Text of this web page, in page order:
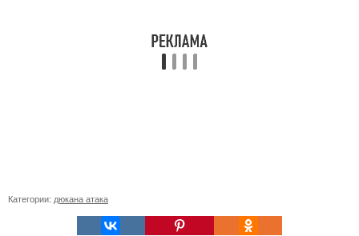
Категории: дюкана атака